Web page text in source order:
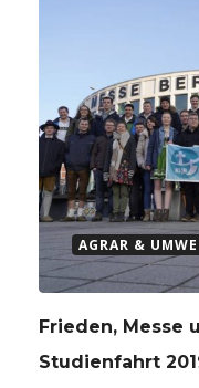
AGRAR &
Frieden, Messe
Studienfahrt